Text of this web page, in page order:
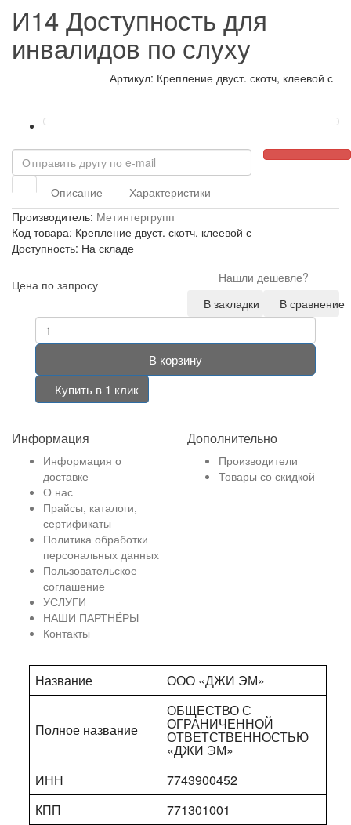
И14 Доступность для
инвалидов по слуху
Артикул: Крепление двуст. скотч, клеевой с
Описание
Характеристики
Производитель: Метинтергрупп
Код товара: Крепление двуст. скотч, клеевой с
Доступность: На складе
Цена по запросу
Нашли дешевле?
В закладки
В сравнение
В корзину
Купить в 1 клик
Информация
Информация о
доставке
О нас
Прайсы, каталоги,
сертификаты
Политика обработки
персональных данных
Пользовательское
соглашение
УСЛУГИ
НАШИ ПАРТНЁРЫ
Контакты
Дополнительно
Производители
Товары со скидкой
Название ООО «ДЖИ ЭМ»
Полное название
ОБЩЕСТВО С
ОГРАНИЧЕННОЙ
ОТВЕТСТВЕННОСТЬЮ
«ДЖИ ЭМ»
ИНН
7743900452
КПП
771301001